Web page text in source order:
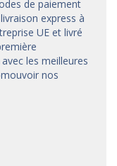
de paiement
express à
UE et livré
les meilleures
nos